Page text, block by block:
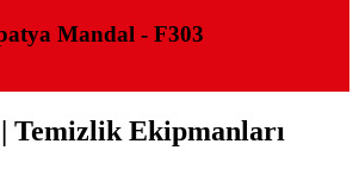
Mandal - F303
Temizlik Ekipmanları